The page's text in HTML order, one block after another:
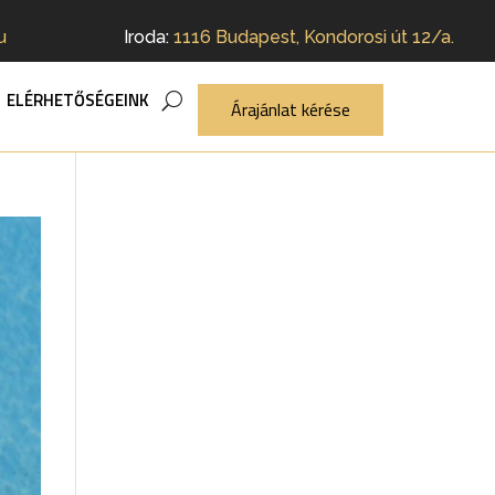
Iroda: 1116 Budapest, Kondorosi út 12/a.
ELÉRHETŐSÉGEINK Árajánlat kérése